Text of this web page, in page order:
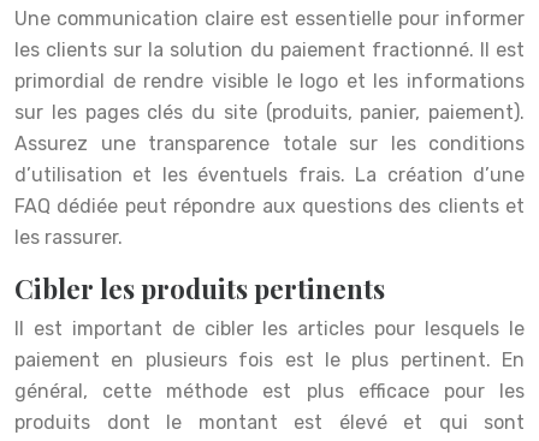
Une communication claire est essentielle pour informer
les clients sur la solution du paiement fractionné. Il est
primordial de rendre visible le logo et les informations
sur les pages clés du site (produits, panier, paiement).
Assurez une transparence totale sur les conditions
d’utilisation et les éventuels frais. La création d’une
FAQ dédiée peut répondre aux questions des clients et
les rassurer.
Cibler les produits pertinents
Il est important de cibler les articles pour lesquels le
paiement en plusieurs fois est le plus pertinent. En
général, cette méthode est plus efficace pour les
produits dont le montant est élevé et qui sont